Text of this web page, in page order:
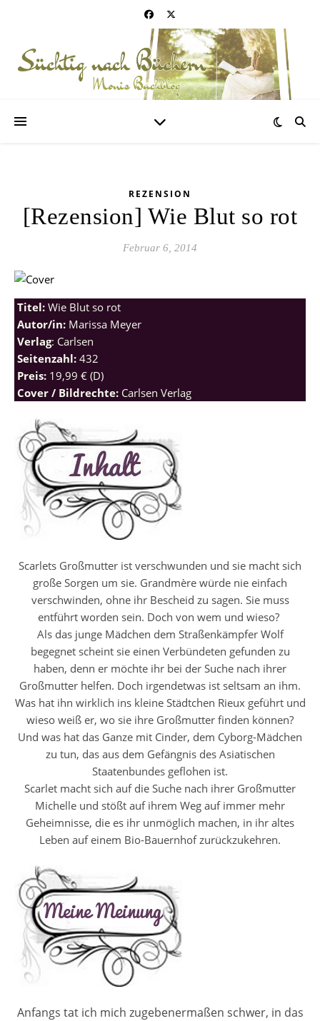
REZENSION
[Rezension] Wie Blut so rot
Februar 6, 2014
Titel: Wie Blut so rot
Autor/in: Marissa Meyer
Verlag: Carlsen
Seitenzahl: 432
Preis: 19,99 € (D)
Cover / Bildrechte: Carlsen Verlag
Scarlets Großmutter ist verschwunden und sie macht sich
große Sorgen um sie. Grandmère würde nie einfach
verschwinden, ohne ihr Bescheid zu sagen. Sie muss
entführt worden sein. Doch von wem und wieso?
Als das junge Mädchen dem Straßenkämpfer Wolf
begegnet scheint sie einen Verbündeten gefunden zu
haben, denn er möchte ihr bei der Suche nach ihrer
Großmutter helfen. Doch irgendetwas ist seltsam an ihm.
Was hat ihn wirklich ins kleine Städtchen Rieux geführt und
wieso weiß er, wo sie ihre Großmutter finden können?
Und was hat das Ganze mit Cinder, dem Cyborg-Mädchen
zu tun, das aus dem Gefängnis des Asiatischen
Staatenbundes geflohen ist.
Scarlet macht sich auf die Suche nach ihrer Großmutter
Michelle und stößt auf ihrem Weg auf immer mehr
Geheimnisse, die es ihr unmöglich machen, in ihr altes
Leben auf einem Bio-Bauernhof zurückzukehren.
Anfangs tat ich mich zugebenermaßen schwer, in das